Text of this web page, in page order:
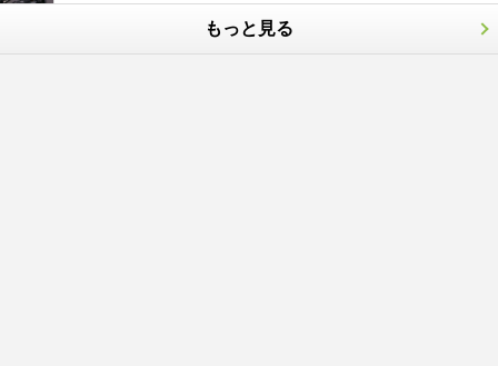
もっと見る